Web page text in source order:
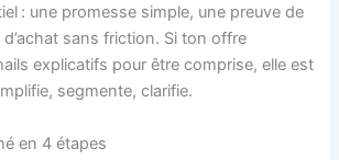
: une promesse simple, une preuve de
sans friction. Si ton offre
explicatifs pour être comprise, elle est
segmente, clarifie.
en 4 étapes